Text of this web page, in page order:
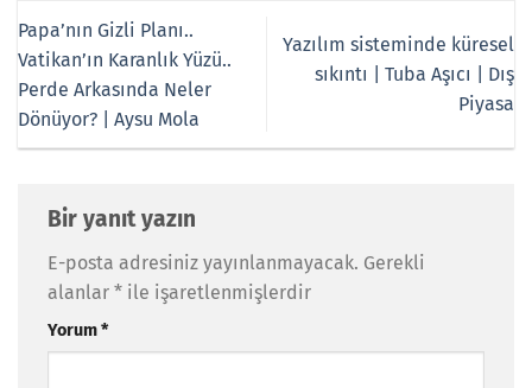
Papa’nın Gizli Planı..
Vatikan’ın Karanlık Yüzü..
Perde Arkasında Neler
Dönüyor? | Aysu Mola
Yazılım sisteminde küresel
sıkıntı | Tuba Aşıcı | Dış
Piyasa
Bir yanıt yazın
E-posta adresiniz yayınlanmayacak. Gerekli
alanlar * ile işaretlenmişlerdir
Yorum*